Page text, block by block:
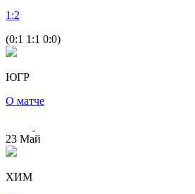
1 :2
(0:1 1:1 0:0)
ЮГР
О матче
23 Май
ХИМ